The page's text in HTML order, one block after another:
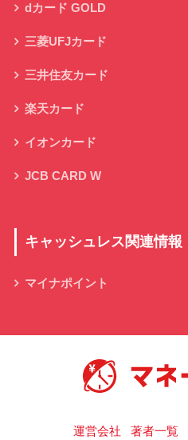
dカード GOLD
三菱UFJカード
三井住友カード
楽天カード
イオンカード
JCB CARD W
キャッシュレス関連情報
マイナポイント
運営会社 著者一覧